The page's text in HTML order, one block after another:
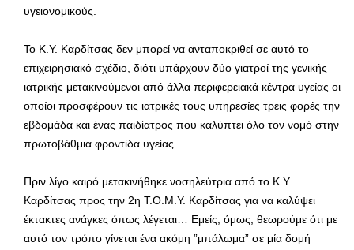
υγειονομικούς.
Το Κ.Υ. Καρδίτσας δεν μπορεί να ανταποκριθεί σε αυτό το
επιχειρησιακό σχέδιο, διότι υπάρχουν δύο γιατροί της γενικής
ιατρικής μετακινούμενοι από άλλα περιφερειακά κέντρα υγείας οι
οποίοι προσφέρουν τις ιατρικές τους υπηρεσίες τρεις φορές την
εβδομάδα και ένας παιδίατρος που καλύπτει όλο τον νομό στην
πρωτοβάθμια φροντίδα υγείας.
Πριν λίγο καιρό μετακινήθηκε νοσηλεύτρια από το Κ.Υ.
Καρδίτσας προς την 2η Τ.Ο.Μ.Υ. Καρδίτσας για να καλύψει
έκτακτες ανάγκες όπως λέγεται… Εμείς, όμως, θεωρούμε ότι με
αυτό τον τρόπο γίνεται ένα ακόμη ”μπάλωμα” σε μία δομή